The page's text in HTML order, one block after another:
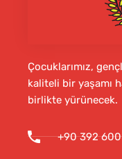
Çocuklarımız,
kaliteli bir yaşamı
birlikte yürünecek.
+90 392 600